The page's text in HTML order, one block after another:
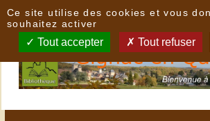
Ce site utilise des cookies et vous
souhaitez activer
Tout accepter Tout refuser